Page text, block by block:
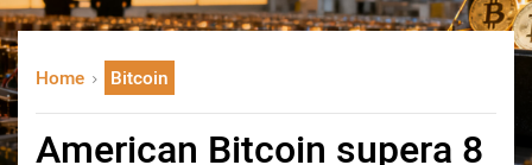
日本語
русский
العربية
Home Bitcoin
American Bitcoin supera 8